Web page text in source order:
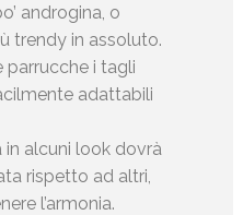
androgina, o
trendy in assoluto.
parrucche i tagli
adattabili
in alcuni look dovrà
rispetto ad altri,
l’armonia.